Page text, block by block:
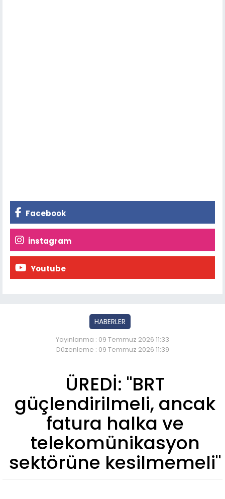
Facebook
İnstagram
Youtube
HABERLER
Yayınlanma : 09 Temmuz 2026 11:33
Düzenleme : 09 Temmuz 2026 11:39
ÜREDİ: "BRT
güçlendirilmeli, ancak
fatura halka ve
telekomünikasyon
sektörüne kesilmemeli"